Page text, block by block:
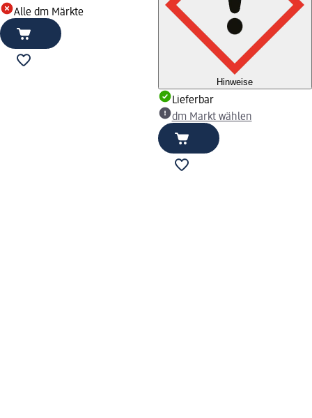
Alle dm Märkte
Hinweise
Lieferbar
dm Markt wählen